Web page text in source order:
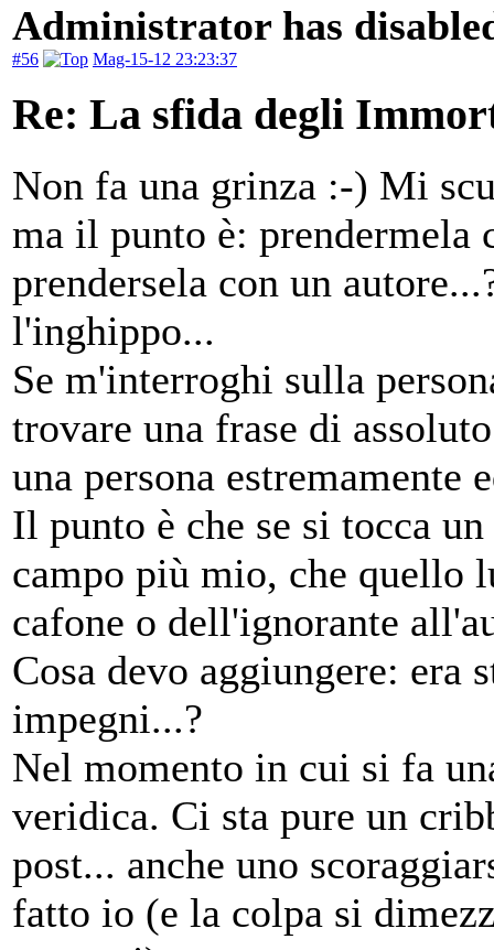
Administrator has
#56 Mag-15-12 23:23:37
Re: La sfida degli
Non fa una grinza :-) Mi
ma il punto è: prendermela
prendersela con un
l'inghippo...
Se m'interroghi sulla
trovare una frase di
una persona estremamente
Il punto è che se si tocca
campo più mio, che quello
cafone o dell'ignorante
Cosa devo aggiungere: era
impegni...?
Nel momento in cui si fa
veridica. Ci sta pure un
post... anche uno
fatto io (e la colpa si